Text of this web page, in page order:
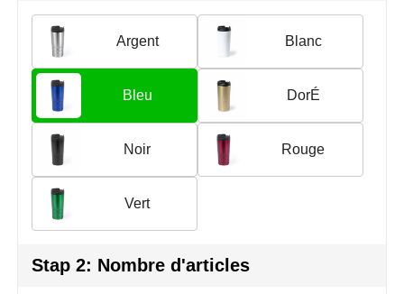
Sacs
Sécurité, voiture & vélo
Loisirs, jeux & plein air
Vêtements de travail
Kambukka
Lipton
MagLite
Marksman
Marvin's
Argent Blanc
Bleu DorÉ
Noir Rouge
Vert
Stap 2: Nombre d'articles